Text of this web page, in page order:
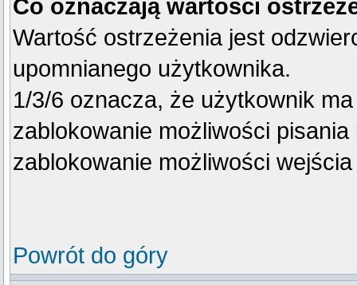
Co oznaczają wartości
Wartość ostrzeżenia jest
upomnianego użytkownika.
1/3/6 oznacza, że użytkownik
zablokowanie możliwości
zablokowanie możliwości
Powrót do góry